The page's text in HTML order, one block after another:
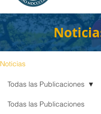
Noticias
Todas las Publicaciones
Todas las Publicaciones